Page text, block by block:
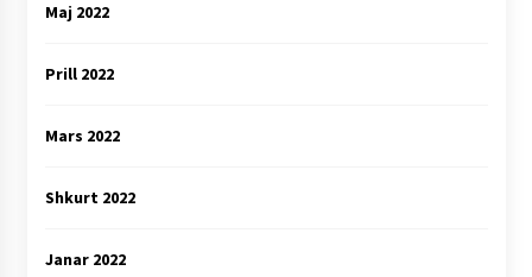
Maj 2022
Prill 2022
Mars 2022
Shkurt 2022
Janar 2022